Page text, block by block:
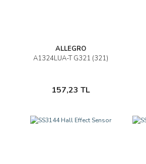
ALLEGRO
A1324LUA-T G321 (321)
157,23 TL
İncele
Sepete Ekle